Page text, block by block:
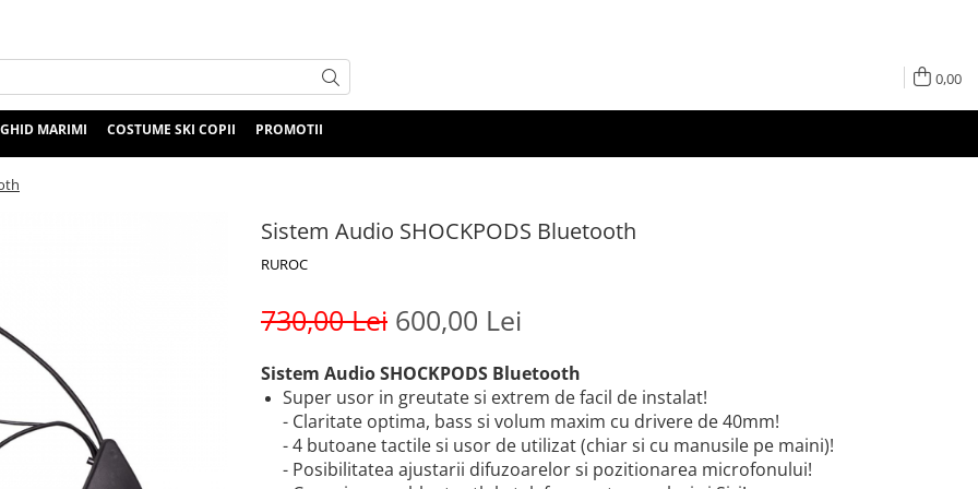
0,00
GHID MARIMI COSTUME SKI COPII PROMOTII
Sistem Audio SHOCKPODS Bluetooth
RUROC
730,00 Lei 600,00 Lei
Sistem Audio SHOCKPODS Bluetooth
Super usor in greutate si extrem de facil de instalat!
- Claritate optima, bass si volum maxim cu drivere de 40mm!
- 4 butoane tactile si usor de utilizat (chiar si cu manusile pe maini)!
- Posibilitatea ajustarii difuzoarelor si pozitionarea microfonului!